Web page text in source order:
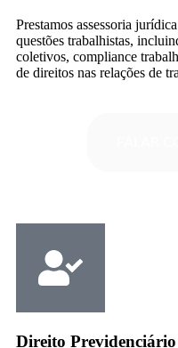
Prestamos assessoria
questões trabalhistas,
coletivos, compliance
de direitos nas relações de
Direito Previdenciário